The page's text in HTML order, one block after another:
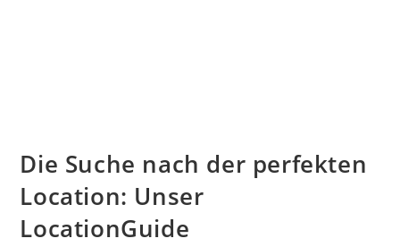
Die Suche nach der perfekten
Location: Unser
LocationGuide